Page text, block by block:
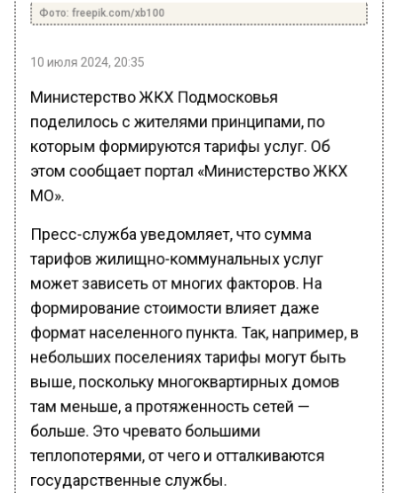
Фото: freepik.com/xb100
10 июля 2024, 20:35
Министерство ЖКХ Подмосковья
поделилось с жителями принципами, по
которым формируются тарифы услуг. Об
этом сообщает портал «Министерство ЖКХ
МО».
Пресс-служба уведомляет, что сумма
тарифов жилищно-коммунальных услуг
может зависеть от многих факторов. На
формирование стоимости влияет даже
формат населенного пункта. Так, например, в
небольших поселениях тарифы могут быть
выше, поскольку многоквартирных домов
там меньше, а протяженность сетей —
больше. Это чревато большими
теплопотерями, от чего и отталкиваются
государственные службы.